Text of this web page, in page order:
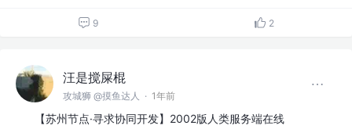
9 2
汪是搅屎棍
攻城狮 @摸鱼达人 · 1年前
【苏州节点·寻求协同开发】2002版人类服务端在线